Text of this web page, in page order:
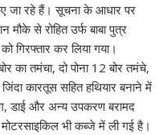
जा रहे हैं। सूचना के आधार पर
मौके से रोहित उर्फ बाबा पुत्र
गिरफ्तार कर लिया गया।
का तमंचा, दो पोना 12 बोर तमंचे,
कारतूस सहित हथियार बनाने में
डाई और अन्य उपकरण बरामद
भी कब्जे में ली गई है।